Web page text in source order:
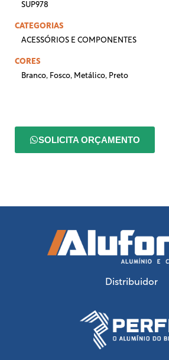
SUP978
CATEGORIAS
ACESSÓRIOS E COMPONENTES
CORES
Branco, Fosco, Metálico, Preto
SOLICITA ORÇAMENTO
Distribuidor